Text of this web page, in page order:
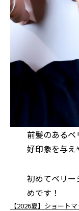
前髪のあるベ
好印象を与
初めてベリー
めです！
【2026夏】ショート